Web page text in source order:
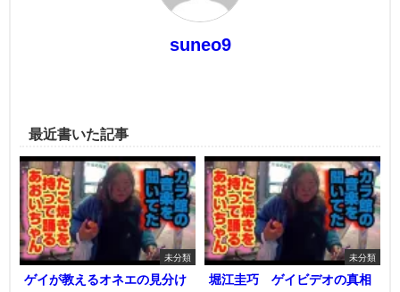
suneo9
最近書いた記事
未分類
ゲイが教えるオネエの見分け
未分類
堀江圭巧 ゲイビデオの真相